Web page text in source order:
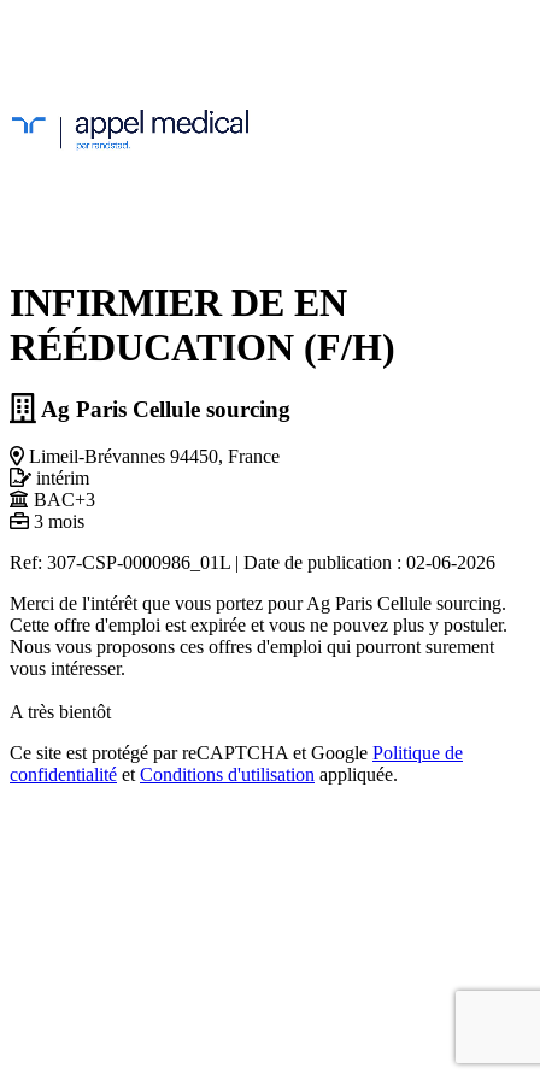
INFIRMIER DE EN
RÉÉDUCATION (F/H)
Ag Paris Cellule sourcing
Limeil-Brévannes 94450, France
intérim
BAC+3
3 mois
Ref: 307-CSP-0000986_01L | Date de publication : 02-06-2026
Merci de l'intérêt que vous portez pour Ag Paris Cellule sourcing.
Cette offre d'emploi est expirée et vous ne pouvez plus y postuler.
Nous vous proposons ces offres d'emploi qui pourront surement
vous intéresser.
A très bientôt
Ce site est protégé par reCAPTCHA et Google Politique de
confidentialité et Conditions d'utilisation appliquée.